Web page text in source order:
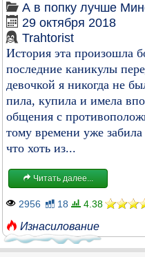
А в попку лучше
29 октября 2018
Trahtorist
История эта произошла
последние каникулы
девочкой я никогда не
пила, купила и имела
общения с
тому времени уже
что хоть из...
Читать далее...
2956 18 4.38
Изнасилование